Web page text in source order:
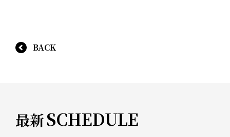
BACK
最新SCHEDULE